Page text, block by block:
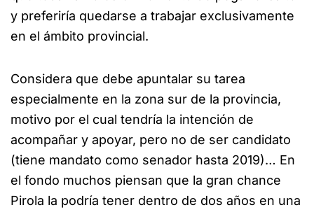
y preferiría quedarse a trabajar exclusivamente
en el ámbito provincial.
Considera que debe apuntalar su tarea
especialmente en la zona sur de la provincia,
motivo por el cual tendría la intención de
acompañar y apoyar, pero no de ser candidato
(tiene mandato como senador hasta 2019)… En
el fondo muchos piensan que la gran chance
Pirola la podría tener dentro de dos años en una